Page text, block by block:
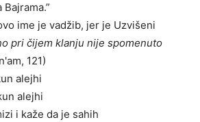
ime je vadžib, jer je Uzvišeni
pri čijem klanju nije spomenuto
121)
alejhi
alejhi
i kaže da je sahih